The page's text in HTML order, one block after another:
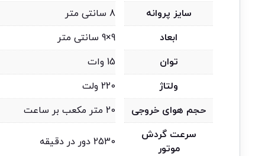
سایز پروانه
8 سانتی متر
ابعاد
9×9 سانتی متر
توان
15 وات
ولتاژ
220 ولت
حجم هوای خروجی
20 متر مکعب بر ساعت
سرعت گردش
موتور
2530 دور در دقیقه